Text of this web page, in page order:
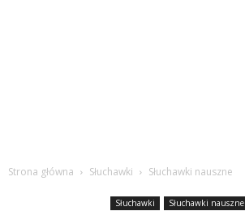
Strona główna Słuchawki Słuchawki nauszne
Słuchawki Słuchawki nauszne